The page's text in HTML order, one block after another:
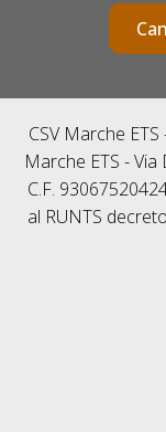
CSV Marche
Marche ETS -
C.F.
al RUNTS